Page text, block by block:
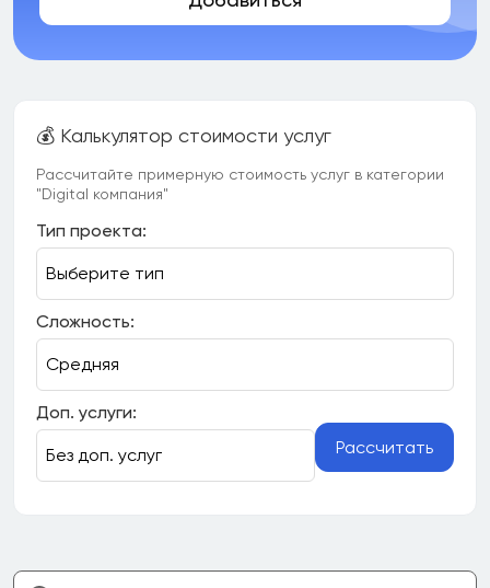
💰 Калькулятор стоимости услуг
Рассчитайте примерную стоимость услуг в категории
"Digital компания"
Тип проекта:
Сложность:
Доп. услуги:
Рассчитать